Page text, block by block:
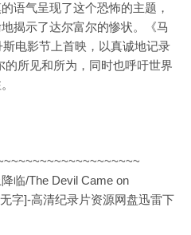
语气呈现了这个恐怖的主题，
揭示了达尔富尔的惨状。《马
电影节上首映，以真诚地记录
的所见和所为，同时也呼吁世界
临/The Devil Came on
字]-高清纪录片资源网盘迅雷下